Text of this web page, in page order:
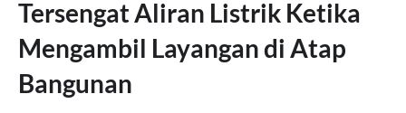
Tersengat Aliran Listrik Ketika
Mengambil Layangan di Atap
Bangunan